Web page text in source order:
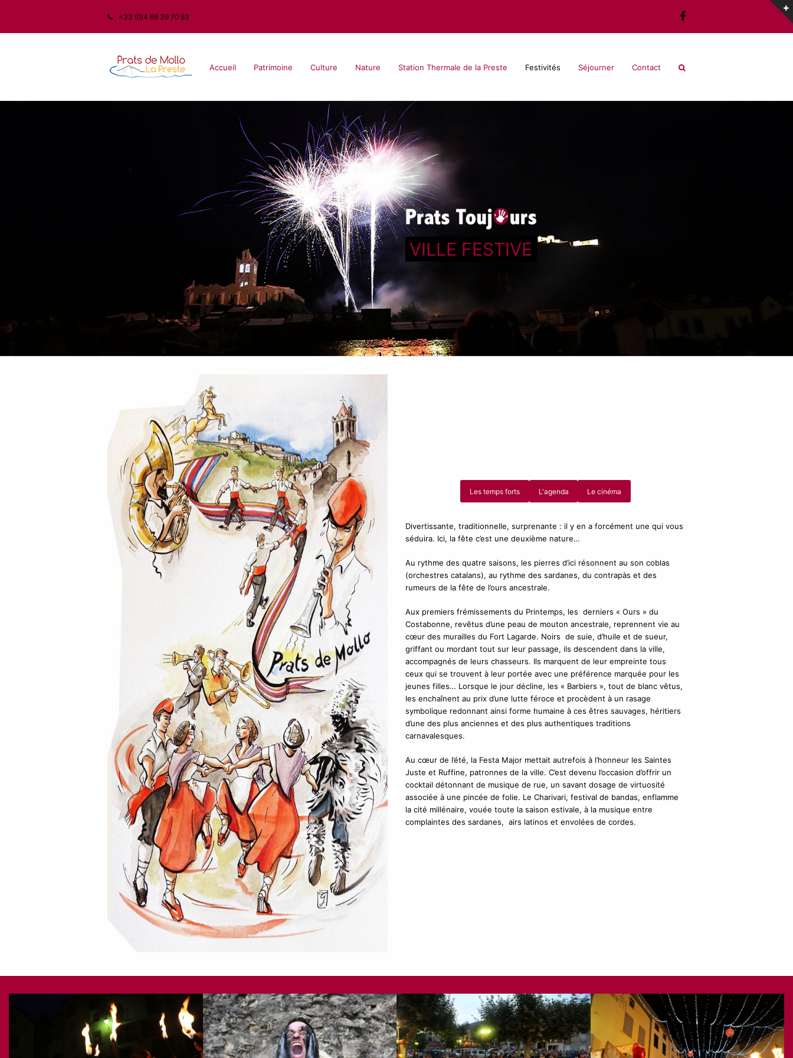
+33 (0)4 68 39 70 83
Accueil Patrimoine Culture Nature Station Thermale de la Preste Festivités Séjourner Contact
VILLE FESTIVE
Les temps forts L'agenda Le cinéma
Divertissante, traditionnelle, surprenante : il y en a forcément une qui vous
séduira. Ici, la fête c’est une deuxième nature…
Au rythme des quatre saisons, les pierres d’ici résonnent au son coblas
(orchestres catalans), au rythme des sardanes, du contrapàs et des
rumeurs de la fête de l’ours ancestrale.
Aux premiers frémissements du Printemps, les derniers « Ours » du
Costabonne, revêtus d’une peau de mouton ancestrale, reprennent vie au
cœur des murailles du Fort Lagarde. Noirs de suie, d’huile et de sueur,
griffant ou mordant tout sur leur passage, ils descendent dans la ville,
accompagnés de leurs chasseurs. Ils marquent de leur empreinte tous
ceux qui se trouvent à leur portée avec une préférence marquée pour les
jeunes filles… Lorsque le jour décline, les « Barbiers », tout de blanc vêtus,
les enchaînent au prix d’une lutte féroce et procèdent à un rasage
symbolique redonnant ainsi forme humaine à ces êtres sauvages, héritiers
d’une des plus anciennes et des plus authentiques traditions
carnavalesques.
Au cœur de l’été, la Festa Major mettait autrefois à l’honneur les Saintes
Juste et Ruffine, patronnes de la ville. C’est devenu l’occasion d’offrir un
cocktail détonnant de musique de rue, un savant dosage de virtuosité
associée à une pincée de folie. Le Charivari, festival de bandas, enflamme
la cité millénaire, vouée toute la saison estivale, à la musique entre
complaintes des sardanes, airs latinos et envolées de cordes.